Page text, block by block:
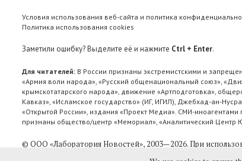
Условия использования веб-сайта и политика
Политика использования cookies
Заметили ошибку? Выделите её и нажмите Ctrl + Enter.
Для читателей: В России признаны экстремистскими и
«Армия воли народа», «Русский общенациональный союз»,
крымскотатарского народа», движение «Артподготовка»,
Кавказ», «Исламское государство» (ИГ, ИГИЛ), Джебхад-ан-
«Открытой России», издания «Проект Медиа». СМИ-
признаны общество/центр «Мемориал», «Аналитический
© ООО «Лаборатория Новоcтей», 2003—2026.При